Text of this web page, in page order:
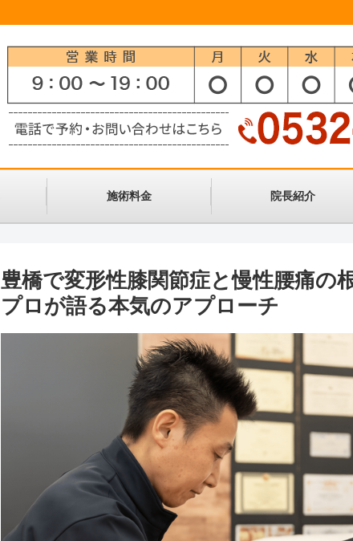
施術料金 院長紹介
豊橋で変形性膝関節症と慢性腰痛の
プロが語る本気のアプローチ